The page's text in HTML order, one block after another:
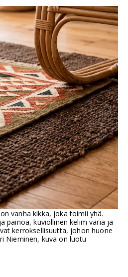
vanha kikka, joka toimii yhä.
painoa, kuviollinen kelim väriä ja
kerroksellisuutta, johon huone
Nieminen, kuva on luotu